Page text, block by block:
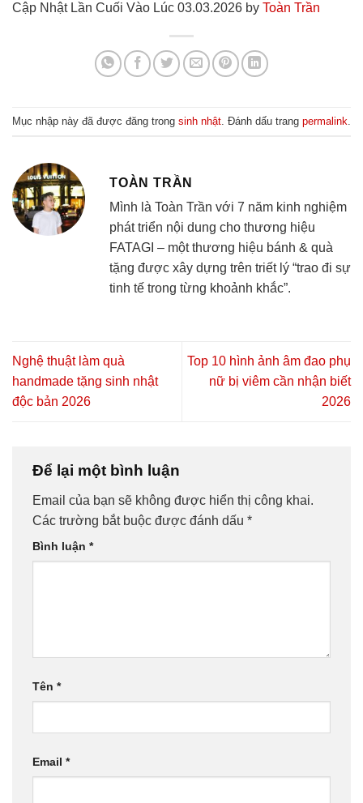
Cập Nhật Lần Cuối Vào Lúc 03.03.2026 by Toàn Trần
Mục nhập này đã được đăng trong sinh nhật . Đánh dấu trang permalink
TOÀN TRẦN
Mình là Toàn Trần với 7 năm kinh nghiệm
phát triển nội dung cho thương hiệu
FATAGI – một thương hiệu bánh & quà
tặng được xây dựng trên triết lý “trao đi sự
tinh tế trong từng khoảnh khắc”.
Nghệ thuật làm quà
handmade tặng sinh nhật
độc bản 2026
Top 10 hình ảnh âm đao phụ
nữ bị viêm cần nhận biết
2026
Để lại một bình luận
Email của bạn sẽ không được hiển thị công khai.
Các trường bắt buộc được đánh dấu *
Bình luận *
Tên *
Email *